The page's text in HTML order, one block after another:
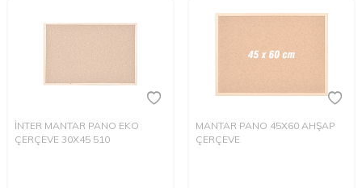
İNTER MANTAR PANO EKO
ÇERÇEVE 30X45 510
MANTAR PANO 45X60 AHŞAP
ÇERÇEVE